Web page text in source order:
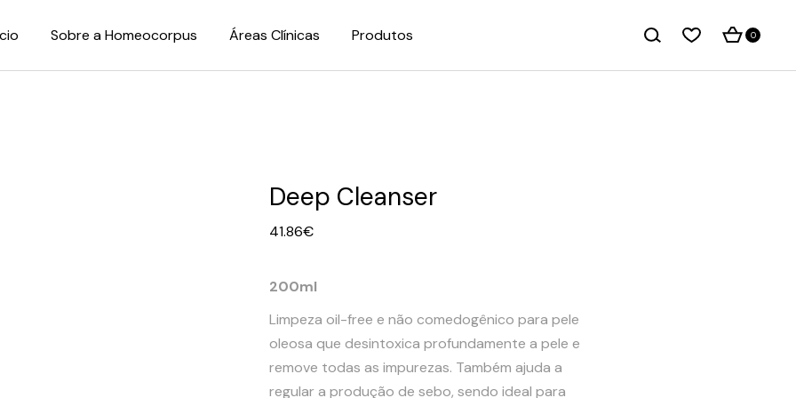
Sobre a Homeocorpus Áreas Clínicas Produtos 0
Deep Cleanser
41.86€
200ml
Limpeza oil-free e não comedogênico para pele
oleosa que desintoxica profundamente a pele e
remove todas as impurezas. Também ajuda a
regular a produção de sebo, sendo ideal para